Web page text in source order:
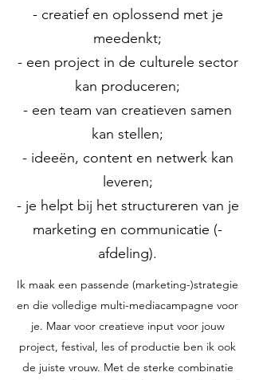
- creatief en oplossend met je
meedenkt;
- een project in de culturele sector
kan produceren;
- een team van creatieven samen
kan stellen;
- ideeën, content en netwerk kan
leveren;
- je helpt bij het structureren van je
marketing en communicatie (-
afdeling).
Ik maak een passende (marketing-)strategie
en die volledige multi-mediacampagne voor
je. Maar voor creatieve input voor jouw
project, festival, les of productie ben ik ook
de juiste vrouw. Met de sterke combinatie